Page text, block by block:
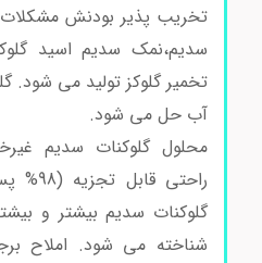
تخریب پذیر بودنش مشکلات
سدیم،نمک سدیم اسید
تخمیر گلوکز تولید می شود.
آب حل می شود.
محلول گلوکنات سدیم
راحتی قابل تجزیه (98% پس از 2 روز) می باشد.
گلوکنات سدیم بیشتر و
شناخته می شود.املاح